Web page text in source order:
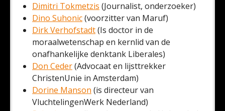
Dimitri Tokmetzis (Journalist, onderzoeker)
Dino Suhonic(voorzitter van Maruf)
Dirk Verhofstadt(Is doctor in de
moraalwetenschap en kernlid van de
onafhankelijke denktank Liberales)
Don Ceder(Advocaat en lijsttrekker
ChristenUnie in Amsterdam)
Dorine Manson (is directeur van
VluchtelingenWerk Nederland)